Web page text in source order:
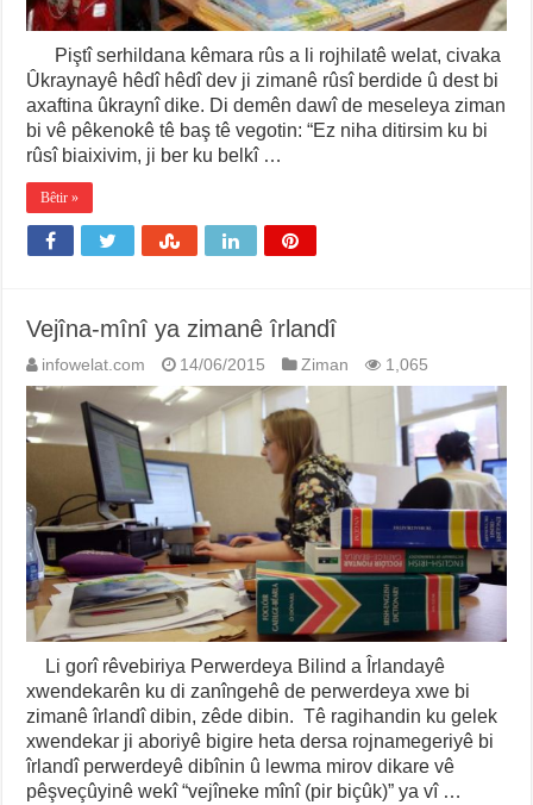
Piştî serhildana kêmara rûs a li rojhilatê welat, civaka
Ûkraynayê hêdî hêdî dev ji zimanê rûsî berdide û dest bi
axaftina ûkraynî dike. Di demên dawî de meseleya ziman
bi vê pêkenokê tê baş tê vegotin: “Ez niha ditirsim ku bi
rûsî biaixivim, ji ber ku belkî …
Bêtir »
Vejîna-mînî ya zimanê îrlandî
infowelat.com 14/06/2015 Ziman 1,065
Li gorî rêvebiriya Perwerdeya Bilind a Îrlandayê
xwendekarên ku di zanîngehê de perwerdeya xwe bi
zimanê îrlandî dibin, zêde dibin. Tê ragihandin ku gelek
xwendekar ji aboriyê bigire heta dersa rojnamegeriyê bi
îrlandî perwerdeyê dibînin û lewma mirov dikare vê
pêşveçûyinê wekî “vejîneke mînî (pir biçûk)” ya vî …